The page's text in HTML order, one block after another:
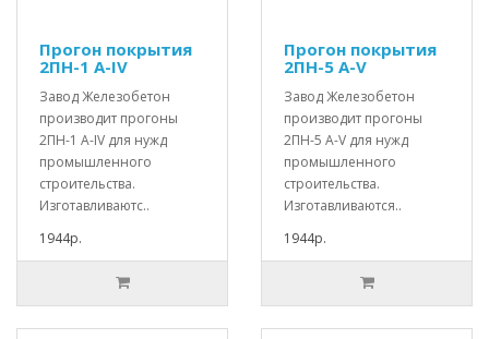
Прогон покрытия
2ПН-1 А-IV
Завод Железобетон
производит прогоны
2ПН-1 А-IV для нужд
промышленного
строительства.
Изготавливаютс..
1944р.
Прогон покрытия
2ПН-5 А-V
Завод Железобетон
производит прогоны
2ПН-5 А-V для нужд
промышленного
строительства.
Изготавливаются..
1944р.